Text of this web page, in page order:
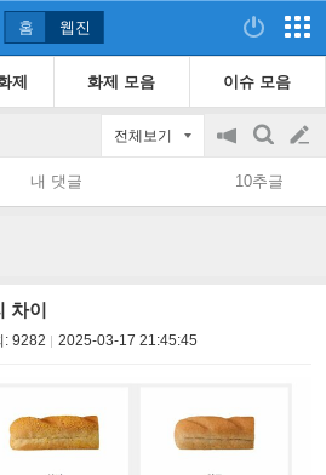
홈 웹진
제 화제 모음 이슈 모음
전체보기
공
지
on/off
검
색
글
쓰
내 댓글 10추글
차이
: 9282 2025-03-17 21:45:45